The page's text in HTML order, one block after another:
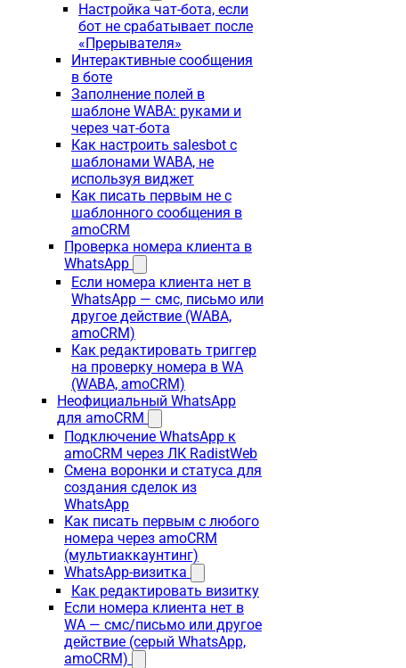
Настройка чат-бота, если
бот не срабатывает после
«Прерывателя»
Интерактивные сообщения
в боте
Заполнение полей в
шаблоне WABA: руками и
через чат-бота
Как настроить salesbot с
шаблонами WABA, не
используя виджет
Как писать первым не с
шаблонного сообщения в
amoCRM
Проверка номера клиента в
WhatsApp
Если номера клиента нет в
WhatsApp — смс, письмо или
другое действие (WABA,
amoCRM)
Как редактировать триггер
на проверку номера в WA
(WABA, amoCRM)
Неофициальный WhatsApp
для amoCRM
Подключение WhatsApp к
amoCRM через ЛК RadistWeb
Смена воронки и статуса для
создания сделок из
WhatsApp
Как писать первым с любого
номера через amoCRM
(мультиаккаунтинг)
WhatsApp-визитка
Как редактировать визитку
Если номера клиента нет в
WA — смс/письмо или другое
действие (серый WhatsApp,
amoCRM)